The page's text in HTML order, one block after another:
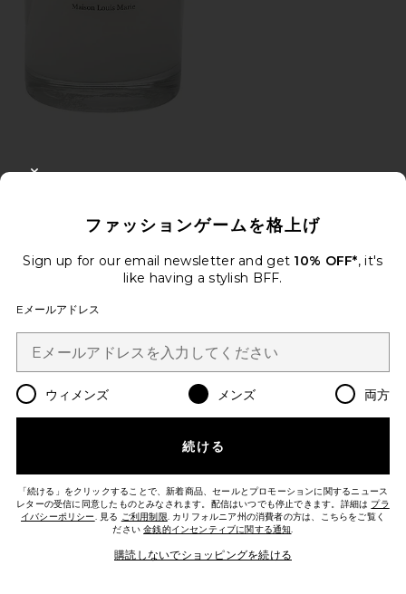
NO.01 SCALPAY キャンドル
Maison Louis Marie
ファッションゲームを格上げ
Sign up for our email newsletter and get 10% OFF*, it's
like having a stylish BFF.
Eメールアドレス
ウィメンズ メンズ 両方
続ける
「続ける」をクリックすることで、新着商品、セールとプロモーションに関するニュース
レターの受信に同意したものとみなされます。配信はいつでも停止できます。詳細は プラ
イバシーポリシー. 見る ご利用制限. カリフォルニア州の消費者の方は、こちらをご覧く
ださい金銭的インセンティブに関する通知.
購読しないでショッピングを続ける